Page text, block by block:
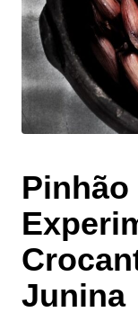
Junina